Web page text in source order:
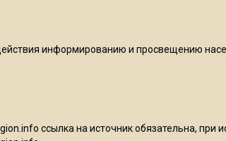
информированию и просвещению
ссылка на источник обязательна, при